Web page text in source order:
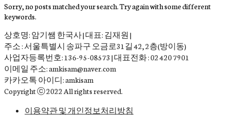
Sorry, no posts matched your search. Try again with some different
keywords.
상호명: 암기쌤 한국사 | 대표: 김재원 |
주소 : 서울특별시 송파구 오금로31길 42, 2층(방이동)
사업자등록번호: 136-95-08573 | 대표전화 : 02 420 7901
이메일 주소: amkisam@naver.com
카카오톡 아이디: amkisam
Copyright ⓒ 2022 All rights reserved.
이용약관 및 개인정보처리방침